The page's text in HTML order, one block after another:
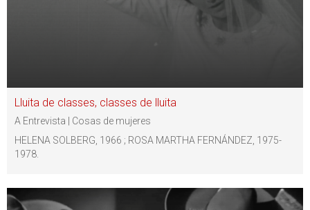
Lluita de classes, classes de lluita
A Entrevista | Cosas de mujeres
HELENA SOLBERG, 1966 ; ROSA MARTHA FERNÁNDEZ, 1975-
1978.